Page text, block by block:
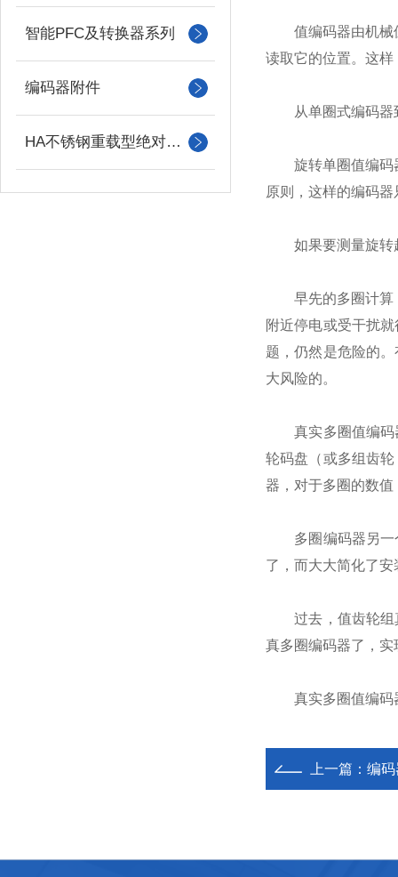
智能PFC及转换器系列
编码器附件
HA不锈钢重载型绝对值编码器
值编码器由机械位
读取它的位置。这
从单圈式编码器
旋转单圈值编码器
原则，这样的编码
如果要测量旋转
早先的多圈计算，
附近停电或受干扰
题，仍然是危险的
大风险的。
真实多圈值编码器
轮码盘（或多组齿
器，对于多圈的数
多圈编码器另一个
了，而大大简化了
过去，值齿轮组真
真多圈编码器了，
真实多圈值编码器
上一篇： 编